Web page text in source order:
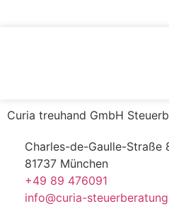
Curia treuhand GmbH
Charles-de-Gaulle-Straße
81737 München
+49 89 476091
info@curia-